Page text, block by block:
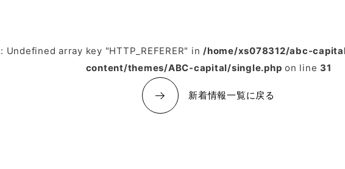
: Undefined array key "HTTP_REFERER" in/home/xs078312/abc-
content/themes/ABC-capital/single.php on line 31
新着情報一覧に戻る